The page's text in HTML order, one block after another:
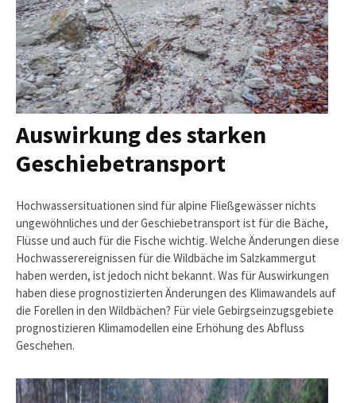
Auswirkung des starken
Geschiebetransport
Hochwassersituationen sind für alpine Fließgewässer nichts
ungewöhnliches und der Geschiebetransport ist für die Bäche,
Flüsse und auch für die Fische wichtig. Welche Änderungen diese
Hochwasserereignissen für die Wildbäche im Salzkammergut
haben werden, ist jedoch nicht bekannt. Was für Auswirkungen
haben diese prognostizierten Änderungen des Klimawandels auf
die Forellen in den Wildbächen? Für viele Gebirgseinzugsgebiete
prognostizieren Klimamodellen eine Erhöhung des Abfluss
Geschehen.